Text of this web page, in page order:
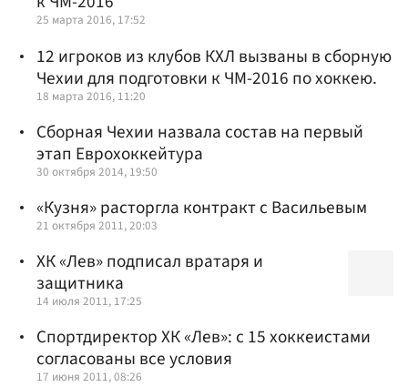
25 марта 2016, 17:52
12 игроков из клубов КХЛ вызваны в сборную
Чехии для подготовки к ЧМ-2016 по хоккею.
18 марта 2016, 11:20
Сборная Чехии назвала состав на первый
этап Еврохоккейтура
30 октября 2014, 19:50
«Кузня» расторгла контракт с Васильевым
21 октября 2011, 20:03
ХК «Лев» подписал вратаря и
защитника
14 июля 2011, 17:25
Спортдиректор ХК «Лев»: с 15 хоккеистами
согласованы все условия
17 июня 2011, 08:26